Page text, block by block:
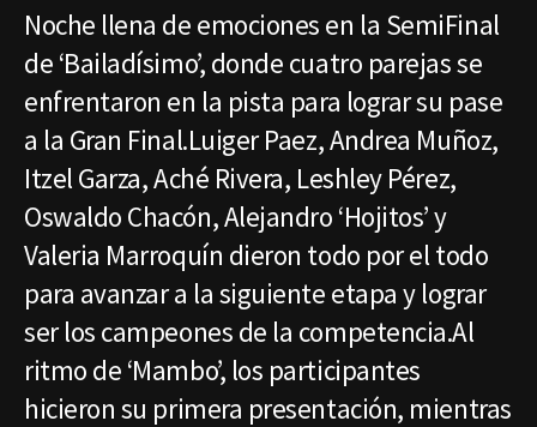
Noche llena de emociones en la SemiFinal
de ‘Bailadísimo’, donde cuatro parejas se
enfrentaron en la pista para lograr su pase
a la Gran Final.Luiger Paez, Andrea Muñoz,
Itzel Garza, Aché Rivera, Leshley Pérez,
Oswaldo Chacón, Alejandro ‘Hojitos’ y
Valeria Marroquín dieron todo por el todo
para avanzar a la siguiente etapa y lograr
ser los campeones de la competencia.Al
ritmo de ‘Mambo’, los participantes
hicieron su primera presentación, mientras